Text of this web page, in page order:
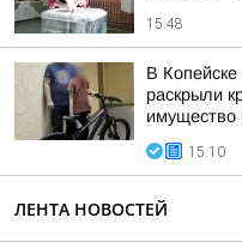
15:48
В Копейске
раскрыли
имущество
15:10
ЛЕНТА НОВОСТЕЙ